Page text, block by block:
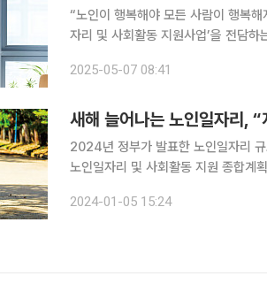
“노인이 행복해야 모든 사람이 행복
자리 및 사회활동 지원사업’을 전담
해 11월에 ‘노인 일자리 및 사회활동
2025-05-07 08:41
새해 늘어나는 노인일자리,
2024년 정부가 발표한 노인일자리
노인일자리 및 사회활동 지원 종합계
국노인인력개발원이 발행한 ‘고령사
2024-01-05 15:24